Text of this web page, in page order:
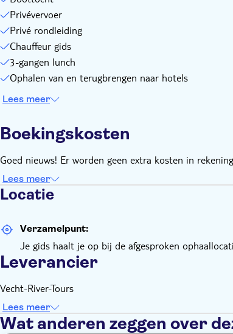
Privévervoer
Privé rondleiding
Chauffeur gids
3-gangen lunch
Ophalen van en terugbrengen naar hotels
Lees meer
Boekingskosten
Goed nieuws! Er worden geen extra kosten in
Lees meer
Locatie
Verzamelpunt:
Je gids haalt je op bij de afgesproken
Leverancier
Vecht-River-Tours
Lees meer
Wat anderen zeggen over